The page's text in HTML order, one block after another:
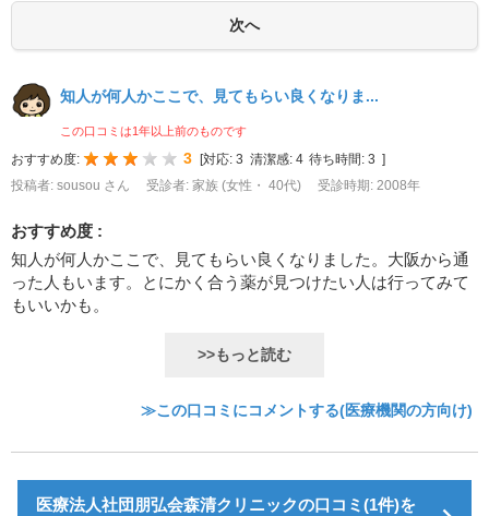
知人が何人かここで、見てもらい良くなりま...
この口コミは1年以上前のものです
おすすめ度: 3 対応: 3 清潔感: 4 待ち時間: 3
投稿者: sousou さん
受診者: 家族 (女性・ 40代) 受診時期: 2008年
おすすめ度 :
知人が何人かここで、見てもらい良くなりました。大阪から通
った人もいます。とにかく合う薬が見つけたい人は行ってみて
もいいかも。
>>もっと読む
≫この口コミにコメントする(医療機関の方向け)
医療法人社団朋弘会森清クリニックの口コミ(1件)を